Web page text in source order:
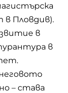
Пловдив).
в
в
– става